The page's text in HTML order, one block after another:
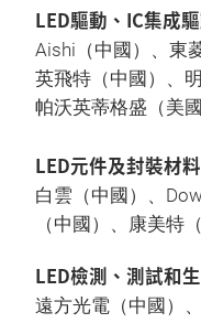
LED驅動、IC集成
Aishi（中國）、東
英飛特（中國）、
帕沃英蒂格盛（美國
LED元件及封裝材料
白雲（中國）、
（中國）、康美特
LED檢測、測試和
遠方光電（中國）